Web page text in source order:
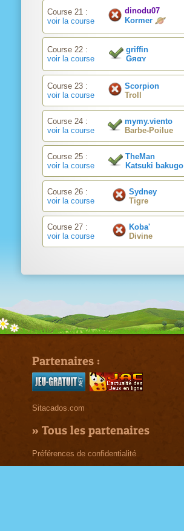
Course 21 :
voir la course
dinodu07
Kormer
Course 22 :
voir la course
griffin
Ǥяαʏ
Course 23 :
voir la course
Scorpion
Troll
Course 24 :
voir la course
mymy.viento
Barbe-Poilue
Course 25 :
voir la course
TheMan
Katsuki bakugo
Course 26 :
voir la course
Sydney
Tigre
Course 27 :
voir la course
Koba'
Divine
Partenaires :
Sitacados.com
» Tous les partenaires
Préférences de confidentialité